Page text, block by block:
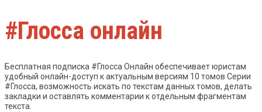
#Глосса онлайн
Бесплатная подписка #Глосса Онлайн обеспечивает юристам
удобный онлайн-доступ к актуальным версиям 10 томов Серии
#Глосса, возможность искать по текстам данных томов, делать
закладки и оставлять комментарии к отдельным фрагментам
текста.